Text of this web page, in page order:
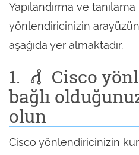
Yapılandırma ve
yönlendiricinizin
aşağıda yer almaktadır.
1.
Cisco
bağlı
olun
Cisco yönlendiricinizin